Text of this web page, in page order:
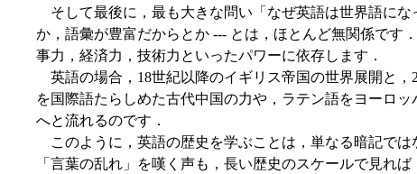
そして最後に，最も大きな問い「なぜ英語は世界語にな
か，語彙が豊富だからとか --- とは，ほとんど無関係です
事力，経済力，技術力といったパワーに依存します．
英語の場合，18世紀以降のイギリス帝国の世界展開と
を国際語たらしめた古代中国の力や，ラテン語をヨーロ
へと流れるのです．
このように，英語の歴史を学ぶことは，単なる暗記では
「言葉の乱れ」を嘆く声も，長い歴史のスケールで見れ